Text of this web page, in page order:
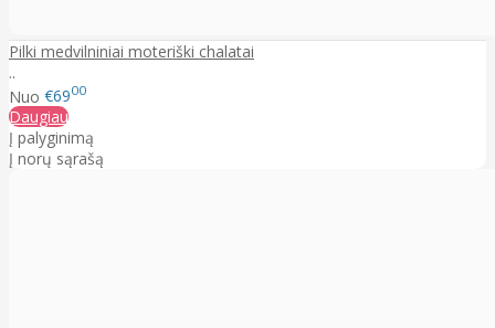
Pilki medvilniniai moteriški chalatai
..
Nuo €6900
Daugiau
Į palyginimą
Į norų sąrašą